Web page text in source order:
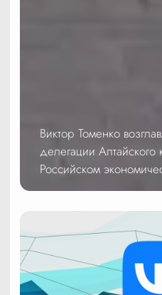
Виктор Томенко
делегации
Российском